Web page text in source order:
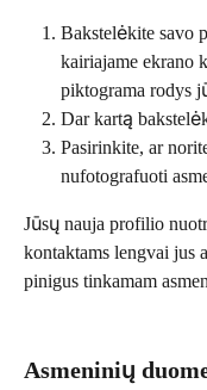
Bakstelėkite savo
kairiajame ekrano
piktograma rodys
Dar kartą
Pasirinkite, ar
nufotografuoti
Jūsų nauja profilio
kontaktams lengvai jus
pinigus tinkamam
Asmeninių